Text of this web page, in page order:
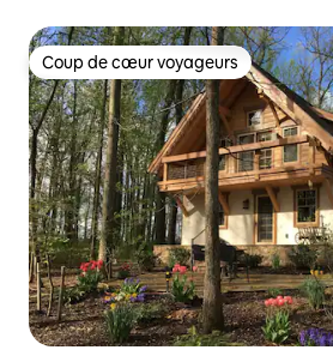
Coup de cœur voyageurs
Coup de cœur voyageurs